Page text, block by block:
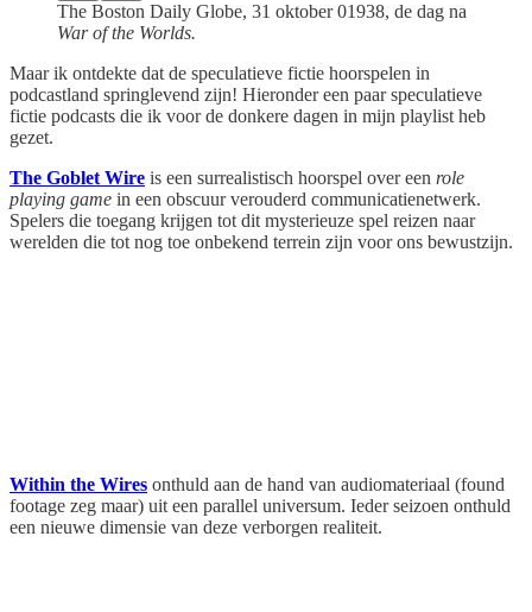
The Boston Daily Globe, 31 oktober 01938, de dag na
War of the Worlds.
Maar ik ontdekte dat de speculatieve fictie hoorspelen in
podcastland springlevend zijn! Hieronder een paar speculatieve
fictie podcasts die ik voor de donkere dagen in mijn playlist heb
gezet.
The Goblet Wire is een surrealistisch hoorspel over een role
playing game in een obscuur verouderd communicatienetwerk.
Spelers die toegang krijgen tot dit mysterieuze spel reizen naar
werelden die tot nog toe onbekend terrein zijn voor ons bewustzijn.
Within the Wires onthuld aan de hand van audiomateriaal (found
footage zeg maar) uit een parallel universum. Ieder seizoen onthuld
een nieuwe dimensie van deze verborgen realiteit.